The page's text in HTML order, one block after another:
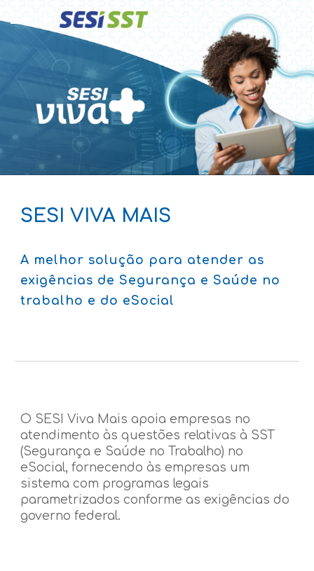
Skip to main content Skip to navigation
SESI VIVA MAIS
A melhor solução para atender as
exigências de Segurança e Saúde no
trabalho e do eSocial
O SESI Viva Mais apoia empresas no
atendimento às questões relativas à SST
(Segurança e Saúde no Trabalho) no
eSocial, fornecendo às empresas um
sistema com programas legais
parametrizados conforme as exigências do
governo federal.